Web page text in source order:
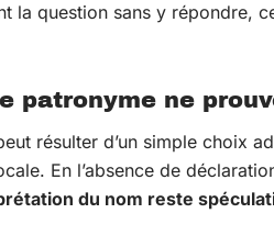
la question sans y répondre,
patronyme ne
résulter d’un simple choix
En l’absence de
du nom reste